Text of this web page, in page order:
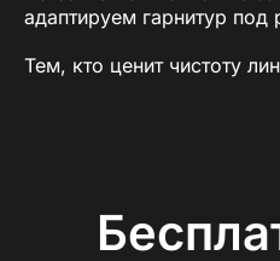
адаптируем гарнитур
Тем, кто ценит чистоту
Зачем